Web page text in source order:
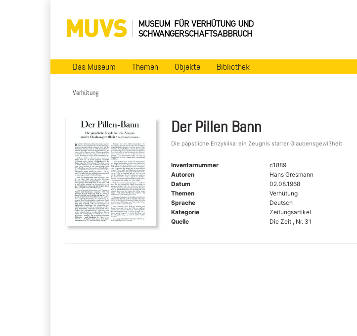
Das Museum Themen Objekte Bibliothek
Verhütung
Der Pillen Bann
Die päpstliche Enzyklika: ein Zeugnis starrer Glaubensgewißheit
Inventarnummer
c1889
Autoren
Hans Gresmann
Datum
02.08.1968
Themen
Verhütung
Sprache
Deutsch
Kategorie
Zeitungsartikel
Quelle
Die Zeit , Nr. 31